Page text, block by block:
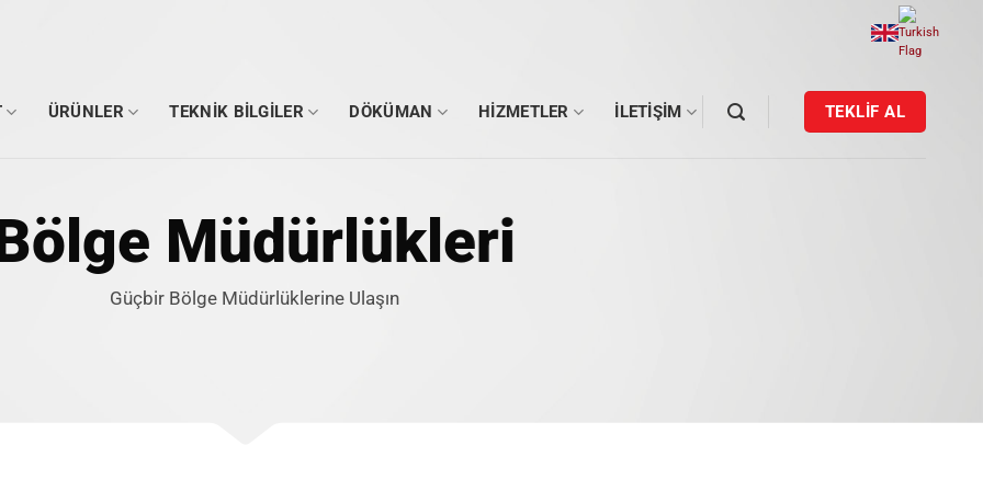
ÜRÜNLER TEKNIK BILGILER DÖKÜMAN HIZMETLER İLETIŞIM TEKLİF AL
Müdürlükleri
Güçbir Bölge Müdürlüklerine Ulaşın